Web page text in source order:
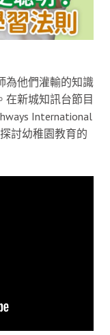
為他們灌輸的知識
在新城知訊台節目
International
討幼稚園教育的